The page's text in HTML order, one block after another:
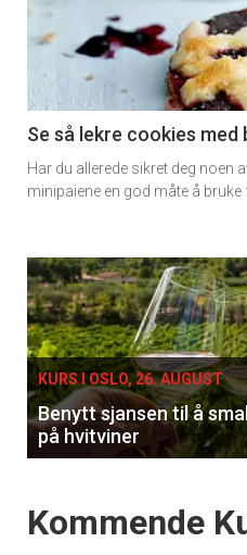
-
section
11
Ukens
Se så lekre cookies
Har du allerede sikret deg noen
minipaiene en god måte å bruke
Events
single
KURS I OSLO, 26. AUGUST
Benytt sjansen til å
på hvitviner
Events
Kommende